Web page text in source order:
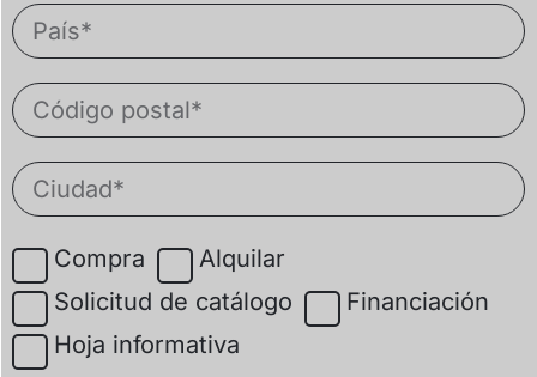
Compra
Alquilar
Solicitud de catálogo
Financiación
Hoja informativa